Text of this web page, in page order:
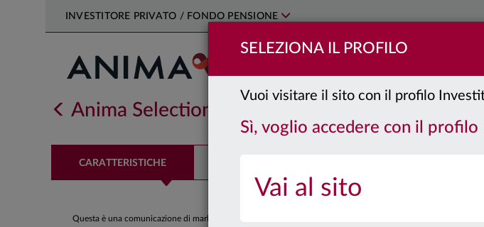
SELEZIONA IL PROFILO
Vuoi visitare il sito con il profilo
Sì, voglio accedere con il
Vai al sito
INVESTITORE PRIVATO / FONDO PENSIONE
Anima Selection Equilibrato
CARATTERISTICHE
Questa è una comunicazione di marketing. Si prega di consultare il prospetto e il documento contenente le